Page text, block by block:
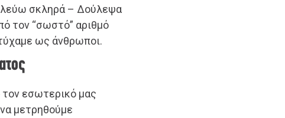
σκληρά – Δούλεψα
τον “σωστό” αριθμό
ως άνθρωποι.
εσωτερικό μας
μετρηθούμε